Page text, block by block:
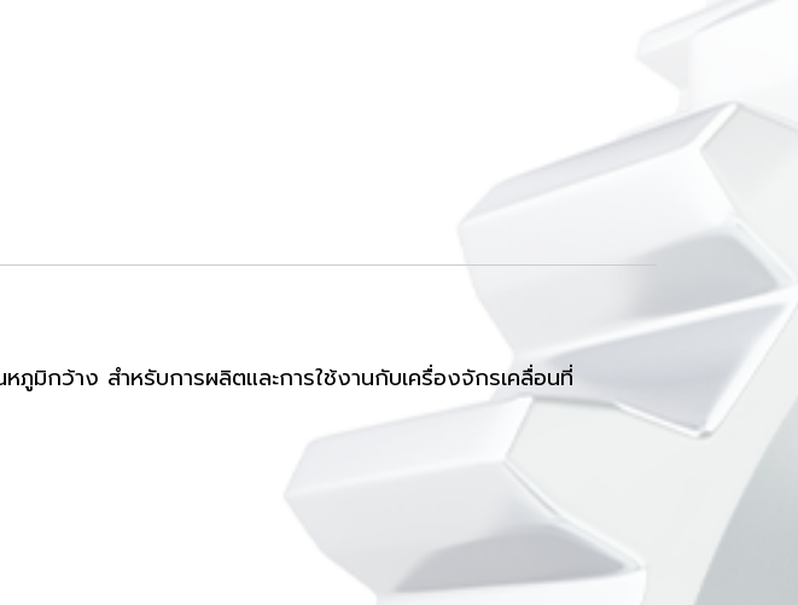
มิกว้าง สำหรับการผลิตและการใช้งานกับเครื่องจักรเคลื่อนที่